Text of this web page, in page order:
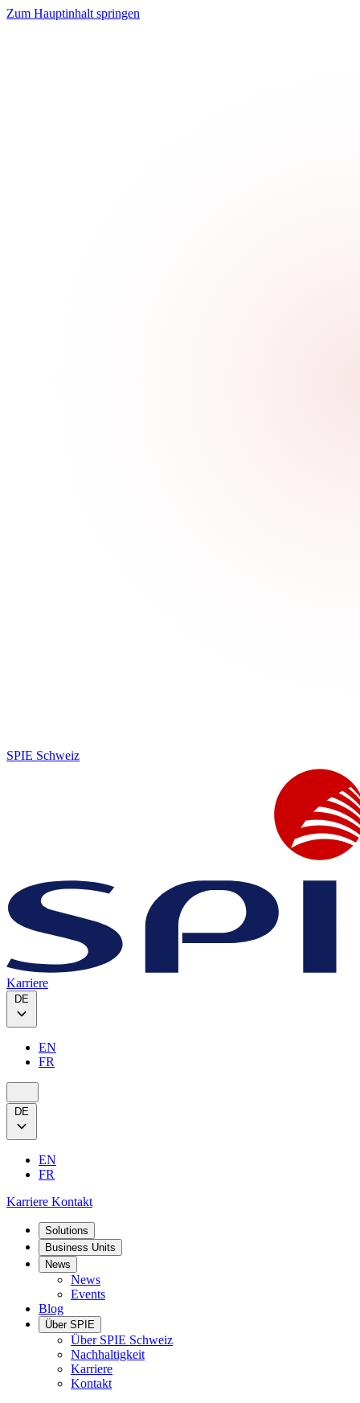
Zum Hauptinhalt springen
SPIE Schweiz
Karriere
DE
EN
FR
DE
EN
FR
Karriere Kontakt
Solutions
Business Units
News
News
Events
Blog
Über SPIE
Über SPIE Schweiz
Nachhaltigkeit
Karriere
Kontakt